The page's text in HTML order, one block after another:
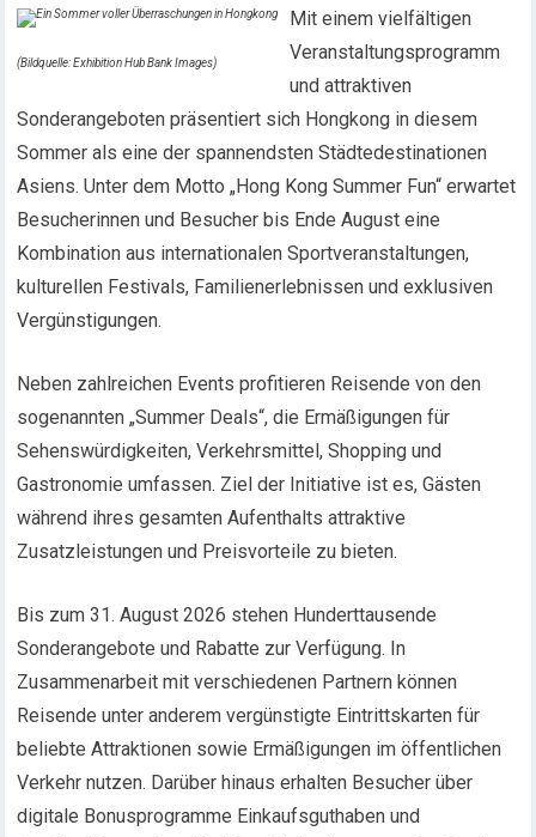
(Bildquelle: Exhibition Hub Bank Images)
Mit einem vielfältigen
Veranstaltungsprogramm
und attraktiven
Sonderangeboten präsentiert sich Hongkong in diesem
Sommer als eine der spannendsten Städtedestinationen
Asiens. Unter dem Motto „Hong Kong Summer Fun“ erwartet
Besucherinnen und Besucher bis Ende August eine
Kombination aus internationalen Sportveranstaltungen,
kulturellen Festivals, Familienerlebnissen und exklusiven
Vergünstigungen.
Neben zahlreichen Events profitieren Reisende von den
sogenannten „Summer Deals“, die Ermäßigungen für
Sehenswürdigkeiten, Verkehrsmittel, Shopping und
Gastronomie umfassen. Ziel der Initiative ist es, Gästen
während ihres gesamten Aufenthalts attraktive
Zusatzleistungen und Preisvorteile zu bieten.
Bis zum 31. August 2026 stehen Hunderttausende
Sonderangebote und Rabatte zur Verfügung. In
Zusammenarbeit mit verschiedenen Partnern können
Reisende unter anderem vergünstigte Eintrittskarten für
beliebte Attraktionen sowie Ermäßigungen im öffentlichen
Verkehr nutzen. Darüber hinaus erhalten Besucher über
digitale Bonusprogramme Einkaufsguthaben und